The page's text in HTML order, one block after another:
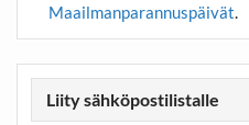
Maailmanparannuspäivät.
Liity sähköpostilistalle